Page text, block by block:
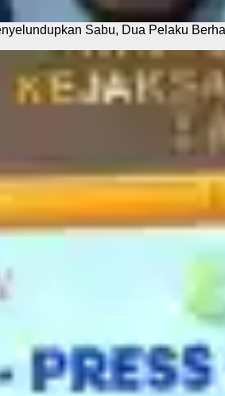
Sabu, Dua Pelaku